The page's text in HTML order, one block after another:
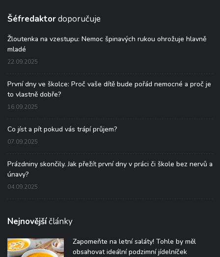
Šéfredaktordoporučuje
Žloutenka na vzestupu: Nemoc špinavých rukou ohrožuje hlavně
mladé
22.09.2025
První dny ve školce: Proč vaše dítě bude pořád nemocné a proč je
to vlastně dobře?
16.09.2025
Co jíst a pít pokud vás trápí průjem?
07.09.2025
Prázdniny skončily. Jak přežít první dny v práci či škole bez nervů a
únavy?
04.09.2025
Nejnovějšíčlánky
Zapomeňte na letní saláty! Tohle by měl
obsahovat ideální podzimní jídelníček